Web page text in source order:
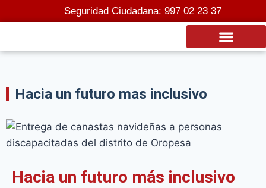
Seguridad Ciudadana: 997 02 23 37
Hacia un futuro mas inclusivo
Hacia un futuro más inclusivo